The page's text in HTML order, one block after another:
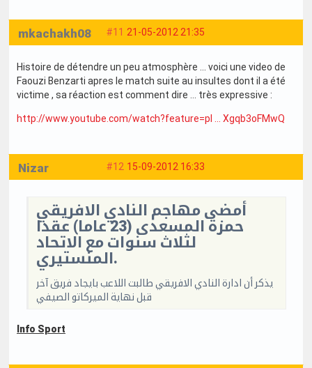
#11 21-05-2012 21:35
mkachakh08
Histoire de détendre un peu atmosphère ... voici une video de
Faouzi Benzarti apres le match suite au insultes dont il a été
victime , sa réaction est comment dire ... très expressive :
http://www.youtube.com/watch?feature=pl … Xgqb3oFMwQ
#12 15-09-2012 16:33
Nizar
أمضى مهاجم النادي الافريقي
حمزة المسعدى (23 عاما) عقدا
لثلاث سنوات مع الاتحاد
المنستيري.
يذكر أن ادارة النادي الافريقي طالبت اللاعب بايجاد فريق آخر
قبل نهاية الميركاتو الصيفي
Info Sport